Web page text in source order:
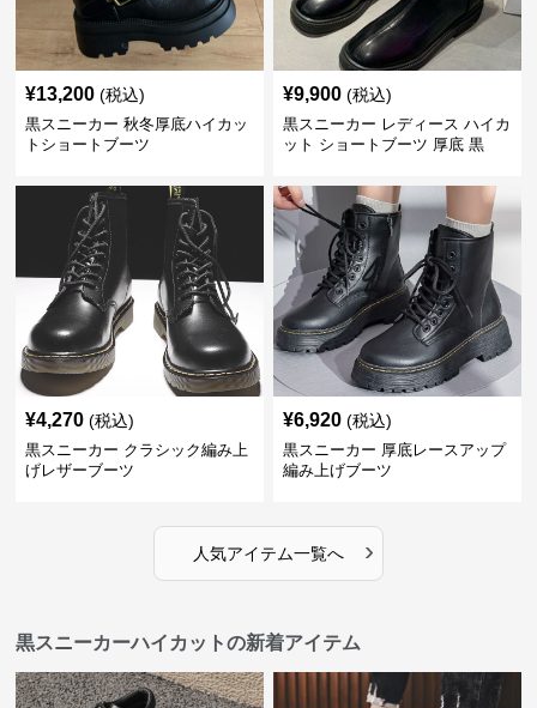
¥13,200 (税込)
黒スニーカー 秋冬厚底ハイカッ
トショートブーツ
¥9,900 (税込)
黒スニーカー レディース ハイカ
ット ショートブーツ 厚底 黒
¥4,270 (税込)
黒スニーカー クラシック編み上
げレザーブーツ
¥6,920 (税込)
黒スニーカー 厚底レースアップ
編み上げブーツ
人気アイテム一覧へ ›
黒スニーカーハイカットの新着アイテム